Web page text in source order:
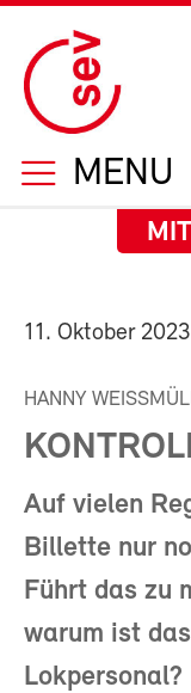
MENU
11. Oktober 2023
HANNY
Auf vielen
Billette nur
Führt das zu
warum ist
Lokpersonal?